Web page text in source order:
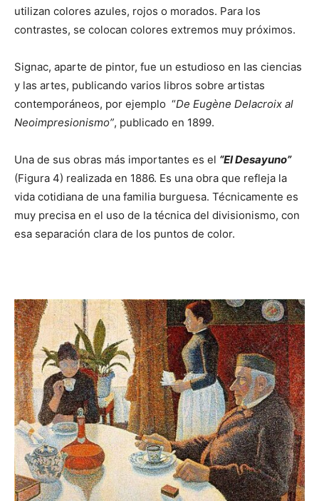
utilizan colores azules, rojos o morados. Para los
contrastes, se colocan colores extremos muy próximos.
Signac, aparte de pintor, fue un estudioso en las ciencias
y las artes, publicando varios libros sobre artistas
contemporáneos, por ejemplo “De Eugène Delacroix al
Neoimpresionismo”, publicado en 1899.
Una de sus obras más importantes es el “El Desayuno”
(Figura 4) realizada en 1886. Es una obra que refleja la
vida cotidiana de una familia burguesa. Técnicamente es
muy precisa en el uso de la técnica del divisionismo, con
esa separación clara de los puntos de color.